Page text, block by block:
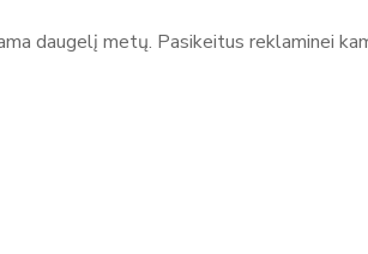
daugelį metų. Pasikeitus reklaminei